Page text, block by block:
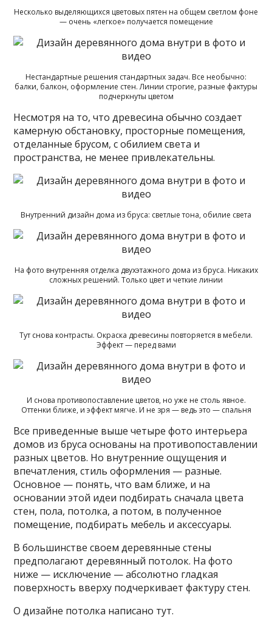
Несколько выделяющихся цветовых пятен на общем светлом фоне
— очень «легкое» получается помещение
Нестандартные решения стандартных задач. Все необычно:
балки, балкон, оформление стен. Линии строгие, разные фактуры
подчеркнуты цветом
Несмотря на то, что древесина обычно создает
камерную обстановку, просторные помещения,
отделанные брусом, с обилием света и
пространства, не менее привлекательны.
Внутренний дизайн дома из бруса: светлые тона, обилие света
На фото внутренняя отделка двухэтажного дома из бруса. Никаких
сложных решений. Только цвет и четкие линии
Тут снова контрасты. Окраска древесины повторяется в мебели.
Эффект — перед вами
И снова противопоставление цветов, но уже не столь явное.
Оттенки ближе, и эффект мягче. И не зря — ведь это — спальня
Все приведенные выше четыре фото интерьера
домов из бруса основаны на противопоставлении
разных цветов. Но внутренние ощущения и
впечатления, стиль оформления — разные.
Основное — понять, что вам ближе, и на
основании этой идеи подбирать сначала цвета
стен, пола, потолка, а потом, в полученное
помещение, подбирать мебель и аксессуары.
В большинстве своем деревянные стены
предполагают деревянный потолок. На фото
ниже — исключение — абсолютно гладкая
поверхность вверху подчеркивает фактуру стен.
О дизайне потолка написано тут.